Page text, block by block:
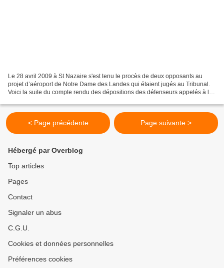
Le 28 avril 2009 à St Nazaire s'est tenu le procès de deux opposants au
projet d’aéroport de Notre Dame des Landes qui étaient jugés au Tribunal.
Voici la suite du compte rendu des dépositions des défenseurs appelés à la
< Page précédente Page suivante >
Hébergé par Overblog
Top articles
Pages
Contact
Signaler un abus
C.G.U.
Cookies et données personnelles
Préférences cookies